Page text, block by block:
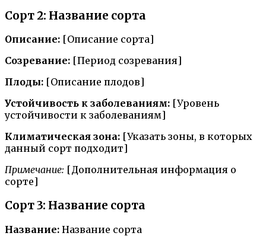
Сорт 2: Название сорта
Описание: [Описание сорта]
Созревание: [Период созревания]
Плоды: [Описание плодов]
Устойчивость к заболеваниям: [Уровень
устойчивости к заболеваниям]
Климатическая зона: [Указать зоны, в которых
данный сорт подходит]
Примечание: [Дополнительная информация о
сорте]
Сорт 3: Название сорта
Название: Название сорта